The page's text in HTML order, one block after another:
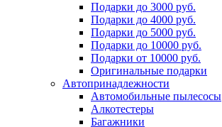
Подарки до 3000 руб.
Подарки до 4000 руб.
Подарки до 5000 руб.
Подарки до 10000 руб.
Подарки от 10000 руб.
Оригинальные подарки
Автопринадлежности
Автомобильные пылесосы
Алкотестеры
Багажники